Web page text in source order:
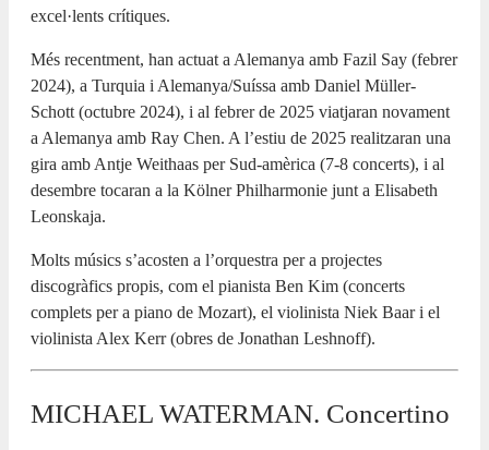
excel·lents crítiques.
Més recentment, han actuat a Alemanya amb Fazil Say (febrer
2024), a Turquia i Alemanya/Suíssa amb Daniel Müller-
Schott (octubre 2024), i al febrer de 2025 viatjaran novament
a Alemanya amb Ray Chen. A l’estiu de 2025 realitzaran una
gira amb Antje Weithaas per Sud-amèrica (7-8 concerts), i al
desembre tocaran a la Kölner Philharmonie junt a Elisabeth
Leonskaja.
Molts músics s’acosten a l’orquestra per a projectes
discogràfics propis, com el pianista Ben Kim (concerts
complets per a piano de Mozart), el violinista Niek Baar i el
violinista Alex Kerr (obres de Jonathan Leshnoff).
MICHAEL WATERMAN. Concertino